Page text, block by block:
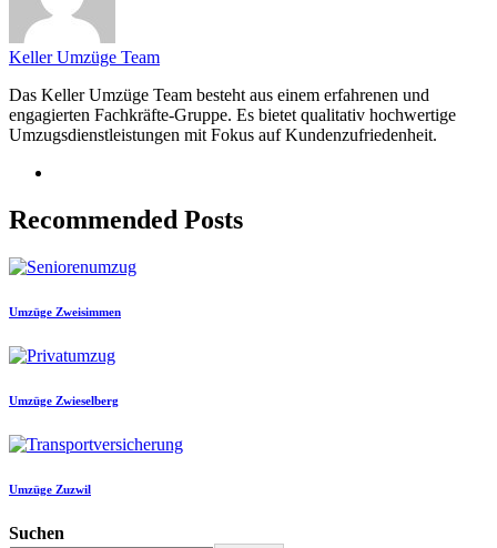
Keller Umzüge Team
Das Keller Umzüge Team besteht aus einem erfahrenen und
engagierten Fachkräfte-Gruppe. Es bietet qualitativ hochwertige
Umzugsdienstleistungen mit Fokus auf Kundenzufriedenheit.
Recommended Posts
Umzüge Zweisimmen
Umzüge Zwieselberg
Umzüge Zuzwil
Suchen